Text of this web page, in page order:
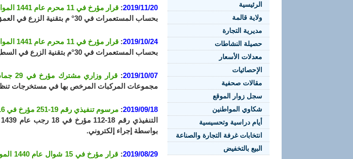
الرئيسية
ولاية قالمة
مديرية التجارة
حصيلة النشاطات
معدلات الأسعار
الإحصائيات
مقالات صحفية
سجل زوار الموقع
شكاوي المواطنين
أيام دراسية وتحسيسية
انتخابات غرفة التجارة والصناعة
البيع بالتخفيض
2019/11/20
: قرار مؤرخ في 11 محرم عام 1441 الموافق 11 سبتمبر سنة 2019
بحساب المستعمرات في 30° م بتقنية الزرع في العمق، إجباريا.
2019/10/24
: قرار مؤرخ في 11 محرم عام 1441 الموافق 11 سبتمبر سنة 2019
بحساب المستعمرات في 30°م بتقنية الزرع في السطح، إجباريا.
2019/10/07
: قرار وزاري مشترك مؤرخ في 29 جمادى الثانية عام 1440 الموافق 6 مارس سنة 2019
مجموعات المركبات المرخص بها في مستخرجات تنظيف
2019/09/18
: مرسوم تنفيذي رقم 19-251 مؤرخ في 16 محرم عام 1441 الموافق 16 سبتمبر سنة 2019
بواسطة إجراء إلكتروني.
2019/08/29
: قرار مؤرخ في 15 شوال عام 1440 الموافق 18 يونيو سنة 2019